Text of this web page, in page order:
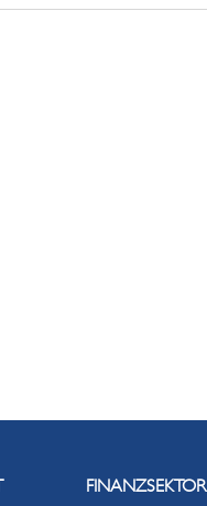
FINANZSEKTOR